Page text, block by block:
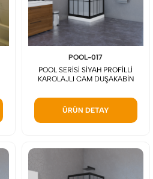
POOL-017
POOL SERİSİ SİYAH PROFİLLİ
KAROLAJLI CAM DUŞAKABİN
ÜRÜN DETAY